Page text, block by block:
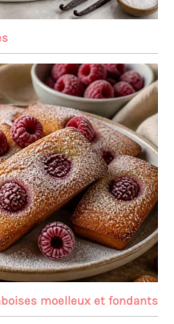
moelleux et fondants